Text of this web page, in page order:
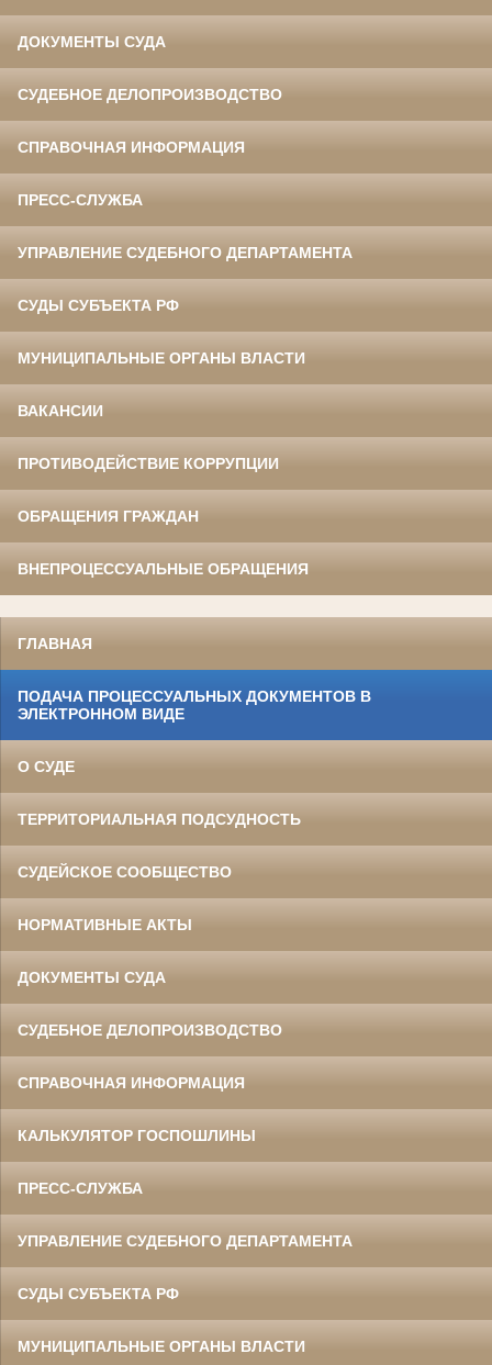
ДОКУМЕНТЫ СУДА
СУДЕБНОЕ ДЕЛОПРОИЗВОДСТВО
СПРАВОЧНАЯ ИНФОРМАЦИЯ
ПРЕСС-СЛУЖБА
УПРАВЛЕНИЕ СУДЕБНОГО ДЕПАРТАМЕНТА
СУДЫ СУБЪЕКТА РФ
МУНИЦИПАЛЬНЫЕ ОРГАНЫ ВЛАСТИ
ВАКАНСИИ
ПРОТИВОДЕЙСТВИЕ КОРРУПЦИИ
ОБРАЩЕНИЯ ГРАЖДАН
ВНЕПРОЦЕССУАЛЬНЫЕ ОБРАЩЕНИЯ
ГЛАВНАЯ
ПОДАЧА ПРОЦЕССУАЛЬНЫХ ДОКУМЕНТОВ В
ЭЛЕКТРОННОМ ВИДЕ
О СУДЕ
ТЕРРИТОРИАЛЬНАЯ ПОДСУДНОСТЬ
СУДЕЙСКОЕ СООБЩЕСТВО
НОРМАТИВНЫЕ АКТЫ
ДОКУМЕНТЫ СУДА
СУДЕБНОЕ ДЕЛОПРОИЗВОДСТВО
СПРАВОЧНАЯ ИНФОРМАЦИЯ
КАЛЬКУЛЯТОР ГОСПОШЛИНЫ
ПРЕСС-СЛУЖБА
УПРАВЛЕНИЕ СУДЕБНОГО ДЕПАРТАМЕНТА
СУДЫ СУБЪЕКТА РФ
МУНИЦИПАЛЬНЫЕ ОРГАНЫ ВЛАСТИ